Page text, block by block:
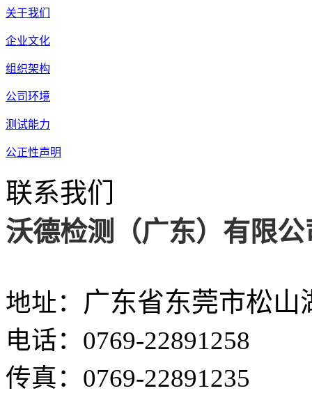
关于我们
企业文化
组织架构
公司环境
测试能力
公正性声明
联系我们
沃德检测（广东）有限公
地址： 广东省东莞市松山
电话： 0769-22891258
传真： 0769-22891235